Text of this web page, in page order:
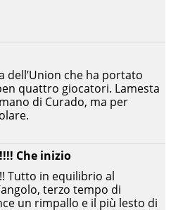
Che inizio
Tutto in equilibrio al
terzo tempo di
un rimpallo e il più lesto di
dell’Union che ha portato
quattro giocatori. Lamesta
di Curado, ma per